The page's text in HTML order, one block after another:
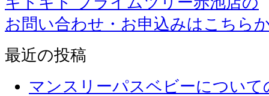
お問い合わせ・お申込みはこちら
最近の投稿
マンスリーパスベビーについて